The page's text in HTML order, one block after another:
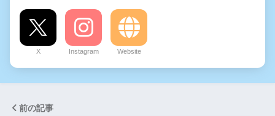
X Instagram Website
前の記事